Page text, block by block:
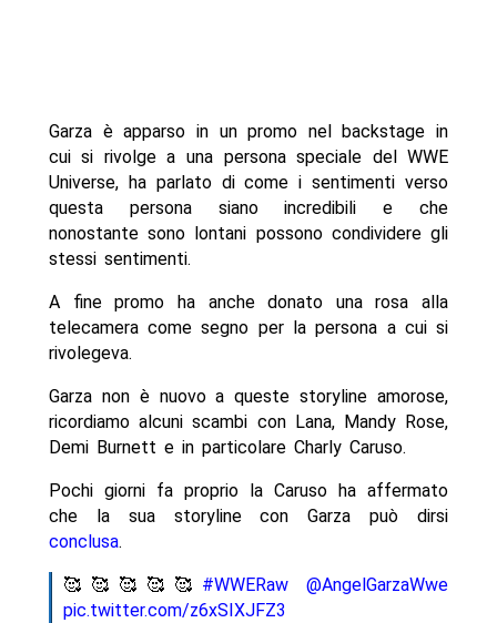
Garza è apparso in un promo nel backstage in
cui si rivolge a una persona speciale del WWE
Universe, ha parlato di come i sentimenti verso
questa persona siano incredibili e che
nonostante sono lontani possono condividere gli
stessi sentimenti.
A fine promo ha anche donato una rosa alla
telecamera come segno per la persona a cui si
rivolegeva.
Garza non è nuovo a queste storyline amorose,
ricordiamo alcuni scambi con Lana, Mandy Rose,
Demi Burnett e in particolare Charly Caruso.
Pochi giorni fa proprio la Caruso ha affermato
che la sua storyline con Garza può dirsi
conclusa.
🥰🥰🥰🥰🥰 #WWERaw
@AngelGarzaWwe
pic.twitter.com/z6xSIXJFZ3